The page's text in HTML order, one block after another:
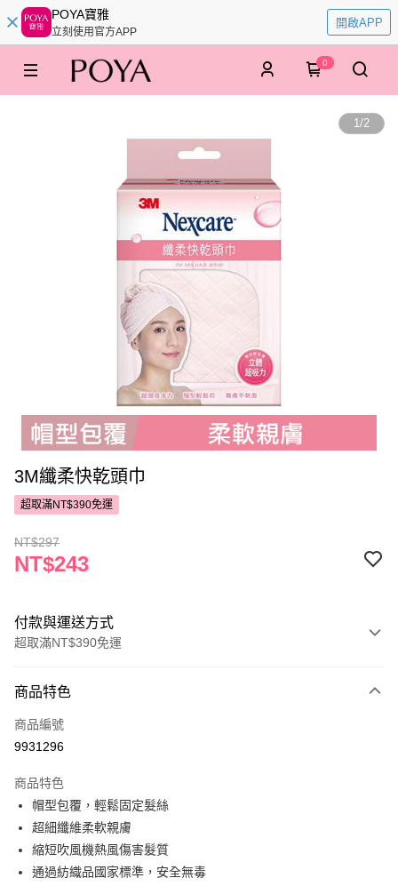
POYA寶雅
立刻使用官方APP
開啟APP
0
1/2
3M纖柔快乾頭巾
超取滿NT$390免運
NT$297
NT$243
付款與運送方式
超取滿NT$390免運
POYA支付
信用卡一次付款
LINE Pay
Apple Pay
街口支付
商品特色
商品編號
9931296
商品特色
帽型包覆，輕鬆固定髮絲
超細纖維柔軟親膚
縮短吹風機熱風傷害髮質
通過紡織品國家標準，安全無毒